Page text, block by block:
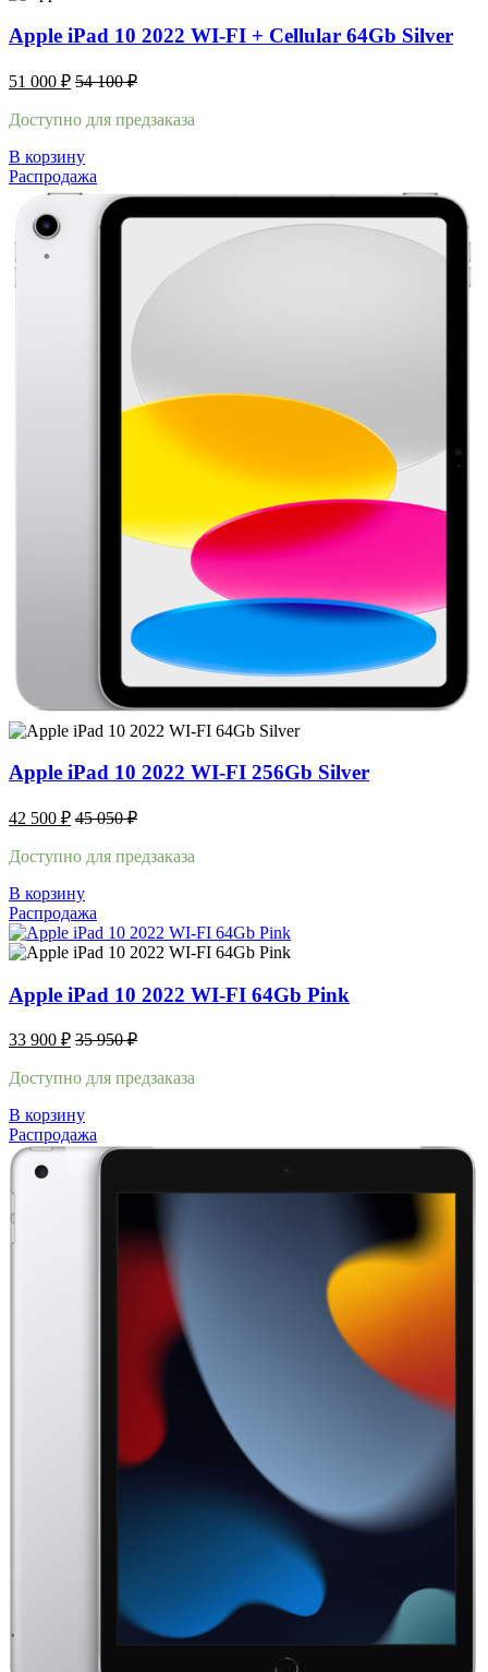
Apple iPad 10 2022 WI-FI + Cellular 64Gb Silver
51 000 ₽ 54 100₽
Доступно для предзаказа
В корзину
Распродажа
Apple iPad 10 2022 WI-FI 256Gb Silver
42 500 ₽ 45 050₽
Доступно для предзаказа
В корзину
Распродажа
Apple iPad 10 2022 WI-FI 64Gb Pink
33 900 ₽ 35 950₽
Доступно для предзаказа
В корзину
Распродажа